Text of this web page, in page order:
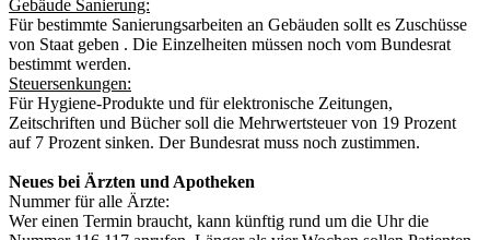
Gebäude Sanierung:
Für bestimmte Sanierungsarbeiten an Gebäuden sollt es Zuschüsse
von Staat geben . Die Einzelheiten müssen noch vom Bundesrat
bestimmt werden.
Steuersenkungen:
Für Hygiene-Produkte und für elektronische Zeitungen,
Zeitschriften und Bücher soll die Mehrwertsteuer von 19 Prozent
auf 7 Prozent sinken. Der Bundesrat muss noch zustimmen.
Neues bei Ärzten und Apotheken
Nummer für alle Ärzte:
Wer einen Termin braucht, kann künftig rund um die Uhr die